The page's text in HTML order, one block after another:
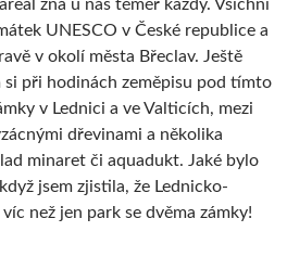
zná u nás téměř každý. Všichni
UNESCO v České republice a
v okolí města Břeclav. Ještě
si při hodinách zeměpisu pod tímto
v Lednici a ve Valticích, mezi
dřevinami a několika
minaret či aquadukt. Jaké bylo
jsem zjistila, že Lednicko-
než jen park se dvěma zámky!
valtický areál – mnohem víc než